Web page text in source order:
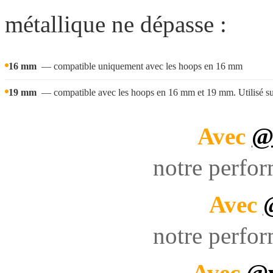
métallique ne dépasse :
16 mm — compatible uniquement avec les hoops en 16 mm
19 mm — compatible avec les hoops en 16 mm et 19 mm. Utilisé
Avec
notre
Avec
notre